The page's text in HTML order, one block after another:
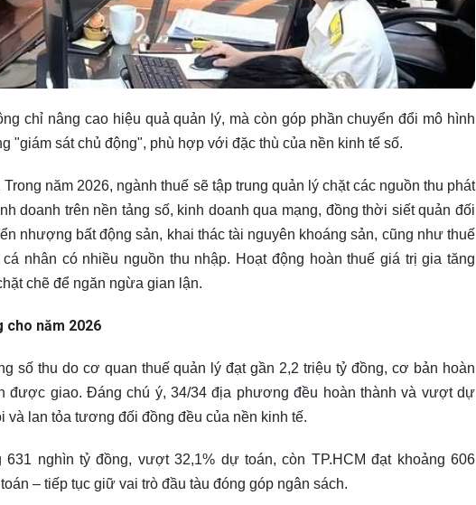
chỉ nâng cao hiệu quả quản lý, mà còn góp phần chuyển đổi mô hình
"giám sát chủ động", phù hợp với đặc thù của nền kinh tế số.
năm 2026, ngành thuế sẽ tập trung quản lý chặt các nguồn thu phát
doanh trên nền tảng số, kinh doanh qua mạng, đồng thời siết quản đối
nhượng bất động sản, khai thác tài nguyên khoáng sản, cũng như thuế
nhân có nhiều nguồn thu nhập. Hoạt động hoàn thuế giá trị gia tăng
chẽ để ngăn ngừa gian lận.
cho năm 2026
số thu do cơ quan thuế quản lý đạt gần 2,2 triệu tỷ đồng, cơ bản hoàn
được giao. Đáng chú ý, 34/34 địa phương đều hoàn thành và vượt dự
và lan tỏa tương đối đồng đều của nền kinh tế.
631 nghìn tỷ đồng, vượt 32,1% dự toán, còn TP.HCM đạt khoảng 606
– tiếp tục giữ vai trò đầu tàu đóng góp ngân sách.